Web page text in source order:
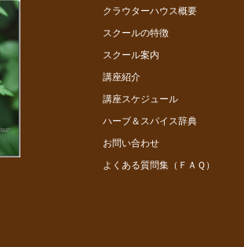
クラウターハウス概要
スクールの特徴
スクール案内
講座紹介
講座スケジュール
ハーブ＆スパイス辞典
お問い合わせ
よくある質問集（ＦＡＱ）